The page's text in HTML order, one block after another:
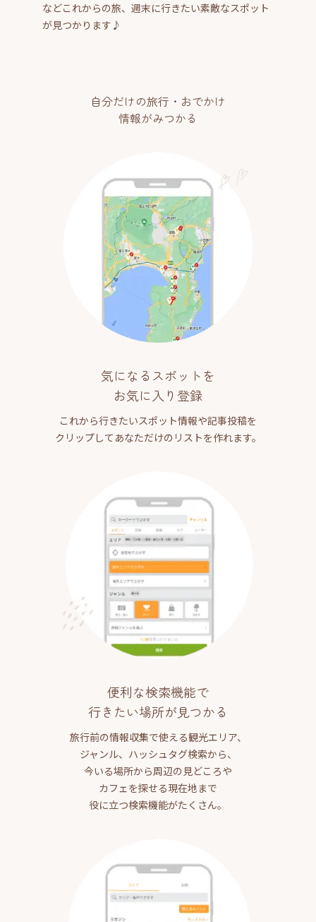
などこれからの旅、週末に行きたい素敵なスポット
が見つかります♪
自分だけの旅行・おでかけ
情報がみつかる
気になるスポットを
お気に入り登録
これから行きたいスポット情報や記事投稿を
クリップしてあなただけのリストを作れます。
便利な検索機能で
行きたい場所が見つかる
旅行前の情報収集で使える観光エリア、
ジャンル、ハッシュタグ検索から、
今いる場所から周辺の見どころや
カフェを探せる現在地まで
役に立つ検索機能がたくさん。